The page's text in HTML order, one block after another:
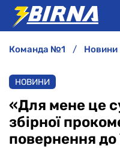
АНАЛІТИКА
ІНТЕРВ'Ю
команда №1 новини
НОВИНИ
«Для мене це
збірної
повернення до